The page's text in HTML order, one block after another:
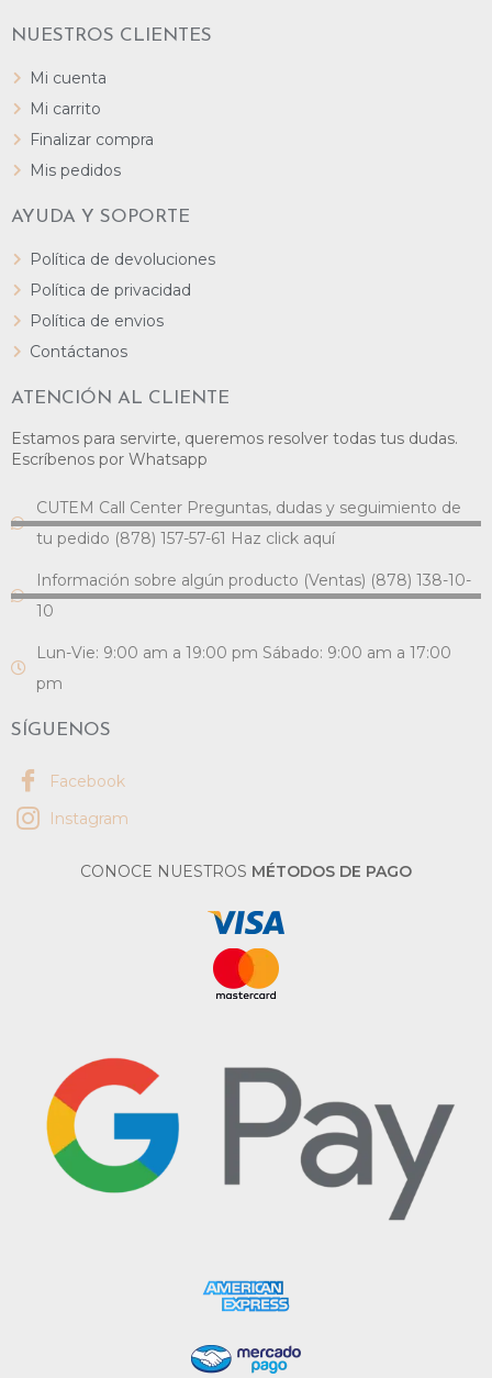
NUESTROS CLIENTES
Mi cuenta
Mi carrito
Finalizar compra
Mis pedidos
AYUDA Y SOPORTE
Política de devoluciones
Política de privacidad
Política de envios
Contáctanos
ATENCIÓN AL CLIENTE
Estamos para servirte, queremos resolver todas tus dudas.
Escríbenos por Whatsapp
CUTEM Call Center Preguntas, dudas y seguimiento de
tu pedido (878) 157-57-61 Haz click aquí
Información sobre algún producto (Ventas) (878) 138-10-
10
Lun-Vie: 9:00 am a 19:00 pm Sábado: 9:00 am a 17:00
pm
SÍGUENOS
Facebook
Instagram
CONOCE NUESTROS MÉTODOS DE PAGO